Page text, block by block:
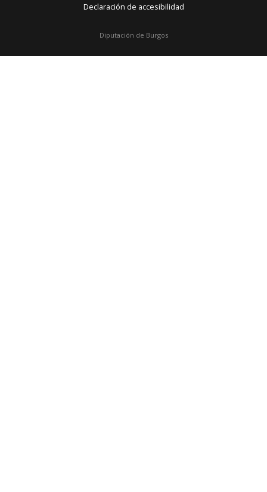
Diputación de Burgos
Declaración de accesibilidad